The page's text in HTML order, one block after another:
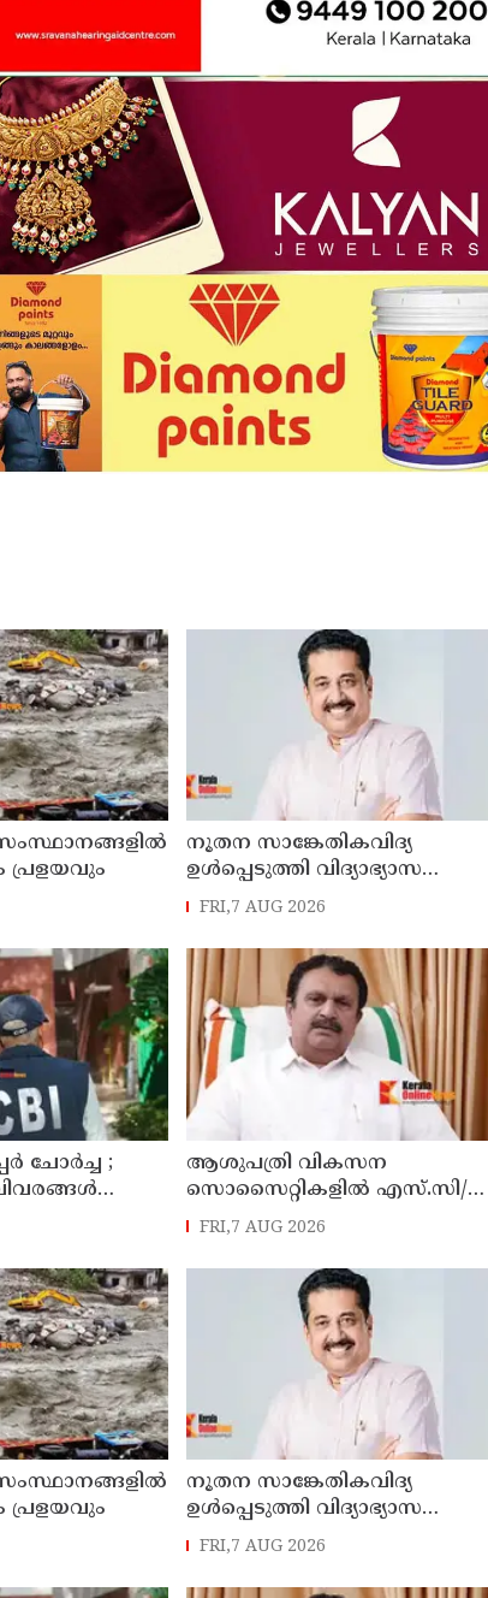
പ്രളയവും
നൂതന സാങ്കേതികവിദ്യ
ഉള്‍പ്പെടുത്തി വിദ്യാഭ്യാസ
മേഖലയെ നവീകരിക്കും: മന്ത്രി
FRI,7 AUG 2026
ചോർച്ച ;
ആശുപത്രി വികസന
സൊസൈറ്റികളിൽ എസ്.സി/
എസ്.ടി, വനിതാ പ്രാതിനിധ്യം
ഉൾപ്പെടുത്തി ഉത്തരവായി :
മന്ത്രി കെ.മുരളീധരൻ
FRI,7 AUG 2026
പ്രളയവും
നൂതന സാങ്കേതികവിദ്യ
ഉള്‍പ്പെടുത്തി വിദ്യാഭ്യാസ
മേഖലയെ നവീകരിക്കും: മന്ത്രി
FRI,7 AUG 2026